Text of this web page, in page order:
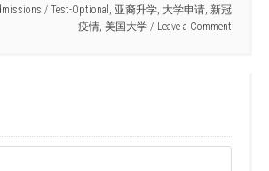
/ Test-Optional , 亚裔升学, 大学申请, 新冠
疫情, 美国大学 Leave a Comment